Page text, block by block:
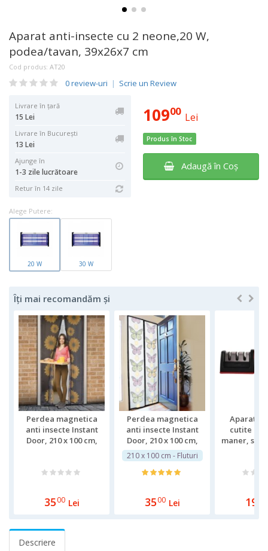
Aparat anti-insecte cu 2 neone,20 W,
podea/tavan, 39x26x7 cm
Cod produs: AT20
0 review-uri | Scrie un Review
Livrare în țară
15 Lei
Livrare în București
13 Lei
Ajunge în
1-3 zile lucrătoare
Retur în 14 zile
10900 Lei
Produs în Stoc
Adaugă în Coş
Alege Putere:
20 W 30 W
Îți mai recomandăm și
Perdea magnetica
anti insecte Instant
Door, 210 x 100 cm,
3500 Lei
Perdea magnetica
anti insecte Instant
Door, 210 x 100 cm,
model Colorat, Fluturi
210 x 100 cm - Fluturi
3500 Lei
Aparat
cutite cu
maner,
19
Descriere